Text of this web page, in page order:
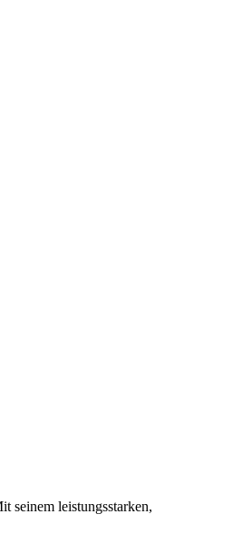
seinem leistungsstarken,